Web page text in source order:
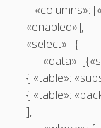
«columns»:
«enabled»],
«select» : {
«data»:
{ «table»:
{ «table»:
],